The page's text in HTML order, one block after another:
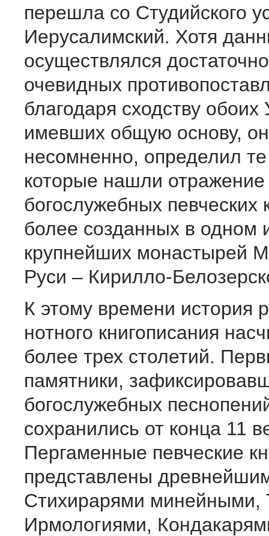
перешла со Студийского
Иерусалимский. Хотя
осуществлялся
очевидных
благодаря сходству обоих
имевших общую основу,
несомненно, определил
которые нашли отражение
богослужебных певческих
более созданных в одном
крупнейших монастырей
Руси – Кирилло-
К этому времени история
нотного книгописания
более трех столетий.
памятники,
богослужебных
сохранились от конца 11
Пергаменные певческие
представлены
Стихирарями минейными,
Ирмологиями,